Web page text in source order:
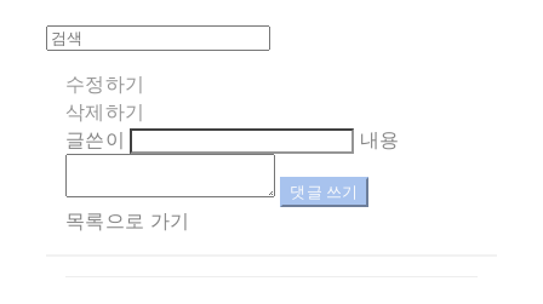
수정하기
삭제하기
글쓴이
내용
댓글 쓰기
목록으로 가기